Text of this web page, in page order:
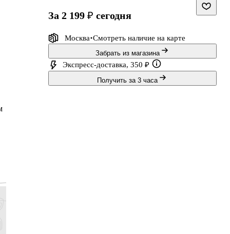
за 2 199 ₽ сегодня
Москва Смотреть наличие на карте
Забрать из магазина
Экспресс-доставка, 350 ₽
Получить за 3 часа